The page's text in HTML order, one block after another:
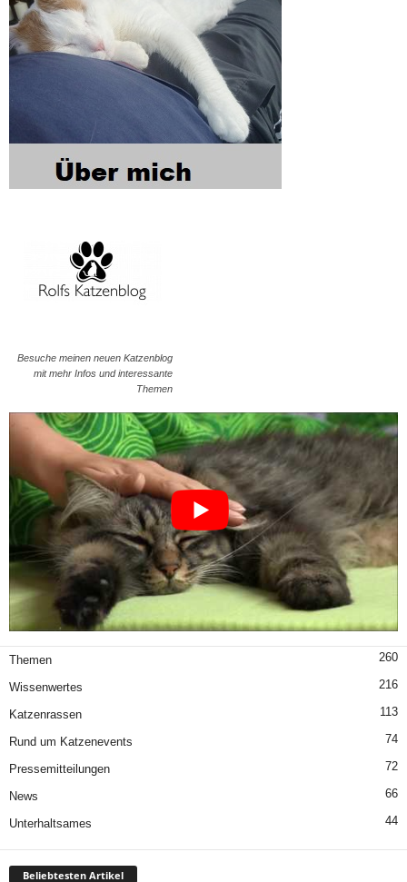
Besuche meinen neuen Katzenblog
mit mehr Infos und interessante
Themen
Themen 260
Wissenwertes 216
Katzenrassen 113
Rund um Katzenevents 74
Pressemitteilungen 72
News 66
Unterhaltsames 44
Beliebtesten Artikel